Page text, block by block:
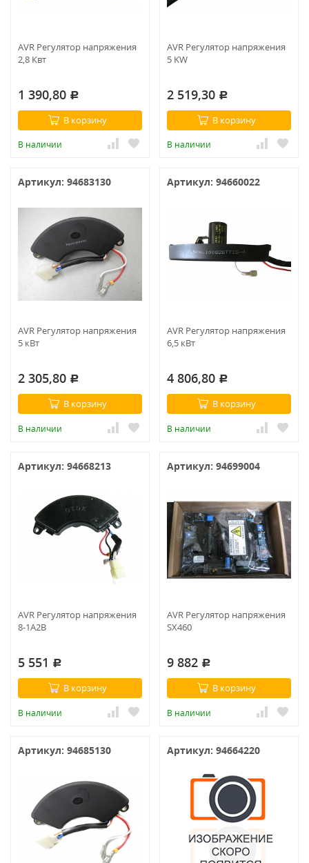
AVR Регулятор напряжения
2,8 Квт
1 390,80 Р
В корзину
В наличии
AVR Регулятор напряжения
5 KW
2 519,30 Р
В корзину
В наличии
Артикул: 94683130
AVR Регулятор напряжения
5 кВт
2 305,80 Р
В корзину
В наличии
Артикул: 94660022
AVR Регулятор напряжения
6,5 кВт
4 806,80 Р
В корзину
В наличии
Артикул: 94668213
AVR Регулятор напряжения
8-1А2В
5 551 Р
В корзину
В наличии
Артикул: 94699004
AVR Регулятор напряжения
SX460
9 882 Р
В корзину
В наличии
Артикул: 94685130 Артикул: 94664220